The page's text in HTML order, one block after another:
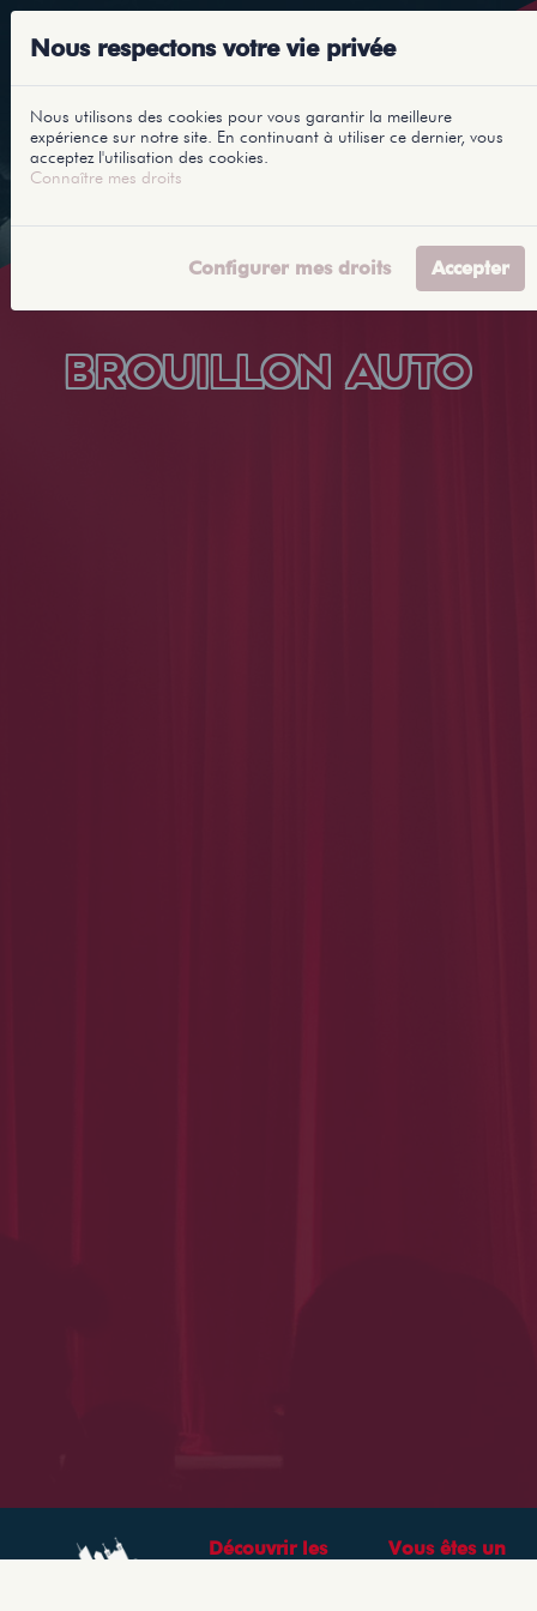
BROUILLON AUTO
Découvrir les
Vous êtes un
Nous respectons votre vie privée
Nous utilisons des cookies pour vous garantir la meilleure
expérience sur notre site. En continuant à utiliser ce dernier, vous
acceptez l'utilisation des cookies.
Connaître mes droits
Configurer mes droits Accepter